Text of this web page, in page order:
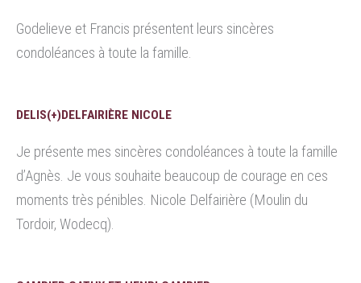
Godelieve et Francis présentent leurs sincères
condoléances à toute la famille.
DELIS(+)DELFAIRIÈRE NICOLE
Je présente mes sincères condoléances à toute la famille
d’Agnès. Je vous souhaite beaucoup de courage en ces
moments très pénibles. Nicole Delfairière (Moulin du
Tordoir, Wodecq).